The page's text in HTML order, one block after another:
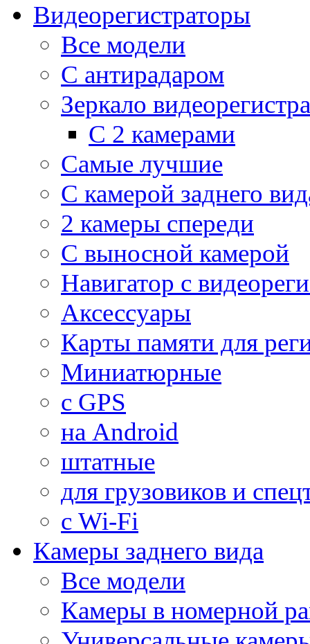
Видеорегистраторы
Все модели
C антирадаром
Зеркало
С 2 камерами
Самые лучшие
С камерой заднего
2 камеры спереди
С выносной камерой
Навигатор с
Аксессуары
Карты памяти для
Миниатюрные
с GPS
на Android
штатные
для грузовиков и
с Wi-Fi
Камеры заднего вида
Все модели
Камеры в номерной